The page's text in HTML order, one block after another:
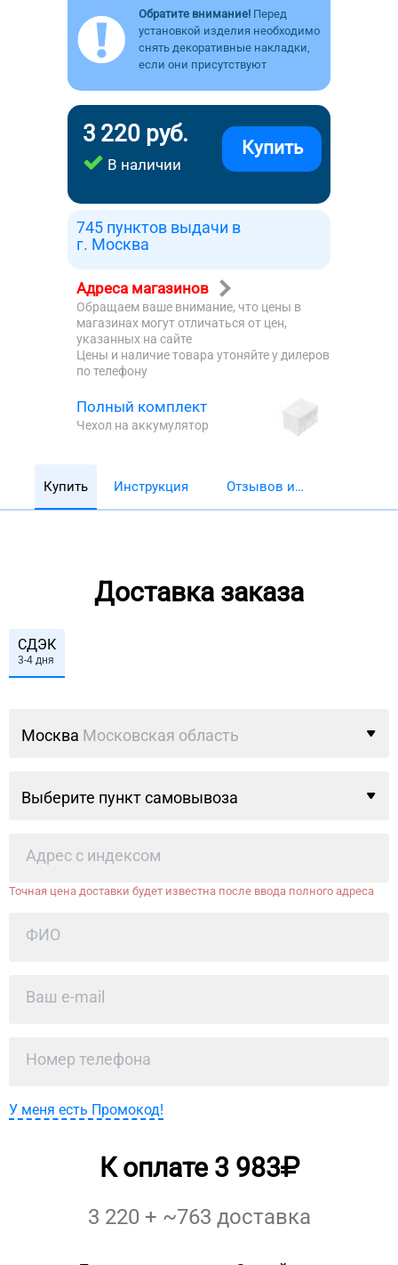
Обратите внимание! Перед
установкой изделия необходимо
снять декоративные накладки,
если они присутствуют
3 220 руб.
В наличии
Купить
745 пунктов выдачи в
г. Москва
Адреса магазинов
Обращаем ваше внимание, что цены в
магазинах могут отличаться от цен,
указанных на сайте
Цены и наличие товара утоняйте у дилеров
по телефону
Полный комплект
Чехол на аккумулятор
Купить Инструкция
Отзывов и
Доставка заказа
СДЭК
3-4 дня
Москва Московская область
Выберите пункт самовывоза
Точная цена доставки будет известна после ввода полного адреса
У меня есть Промокод!
К оплате 3 983
3 220 + ~763 доставка